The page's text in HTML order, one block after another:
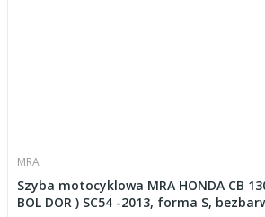
MRA
Szyba motocyklowa MRA HONDA CB
BOL DOR ) SC54 -2013, forma S,